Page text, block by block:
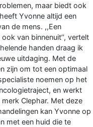
maar biedt ook
Yvonne altijd een
de mens. ,,Een
van binnenuit’’, vertelt
handen draag ik
uitdaging. Met de
zijn om tot een optimaal
noemen op het
en werkt
Clephar. Met deze
kan Yvonne op
met een huid die te